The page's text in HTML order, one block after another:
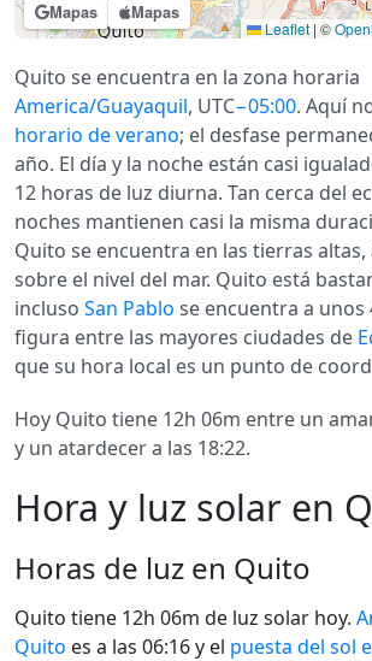
Mapas Mapas
Leaflet | ©
Quito se encuentra en la zona horaria
America/Guayaquil, UTC−05:00. Aquí
horario de verano; el desfase
año. El día y la noche están casi
12 horas de luz diurna. Tan cerca del
noches mantienen casi la misma
Quito se encuentra en las tierras altas,
sobre el nivel del mar. Quito está
incluso San Pablo se encuentra a unos
figura entre las mayores ciudades de
que su hora local es un punto de
Hoy Quito tiene 12h 06m entre un
y un atardecer a las 18:22.
Hora y luz solar en
Horas de luz en Quito
Quito tiene 12h 06m de luz solar hoy.
Quito es a las 06:16 y el puesta del sol